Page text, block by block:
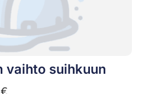
vaihto suihkuun